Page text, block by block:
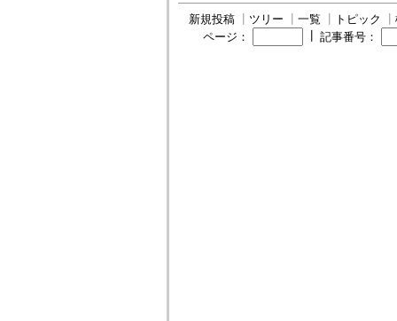
新規投稿 ツリー 一覧 トピック
ページ：
記事番号：